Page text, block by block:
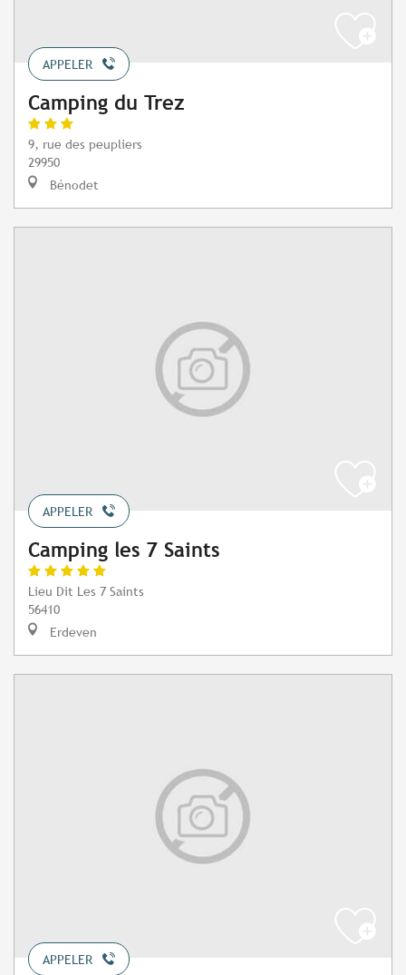
APPELER
Camping du Trez
9, rue des peupliers
29950
Bénodet
APPELER
Camping les 7 Saints
Lieu Dit Les 7 Saints
56410
Erdeven
APPELER